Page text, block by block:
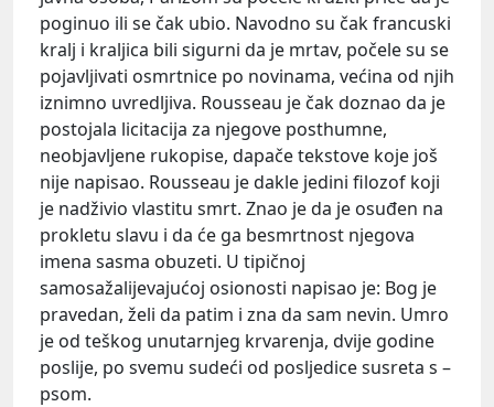
poginuo ili se čak ubio. Navodno su čak francuski
kralj i kraljica bili sigurni da je mrtav, počele su se
pojavljivati osmrtnice po novinama, većina od njih
iznimno uvredljiva. Rousseau je čak doznao da je
postojala licitacija za njegove posthumne,
neobjavljene rukopise, dapače tekstove koje još
nije napisao. Rousseau je dakle jedini filozof koji
je nadživio vlastitu smrt. Znao je da je osuđen na
prokletu slavu i da će ga besmrtnost njegova
imena sasma obuzeti. U tipičnoj
samosažalijevajućoj osionosti napisao je: Bog je
pravedan, želi da patim i zna da sam nevin. Umro
je od teškog unutarnjeg krvarenja, dvije godine
poslije, po svemu sudeći od posljedice susreta s –
psom.